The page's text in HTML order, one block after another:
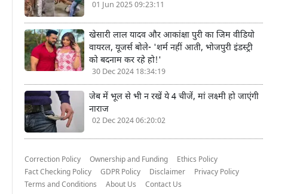
01 Jun 2025 09:23:11
खेसारी लाल यादव और आकांक्षा पुरी का जिम वीडियो
वायरल, यूजर्स बोले- 'शर्म नहीं आती, भोजपुरी इंडस्ट्री
को बदनाम कर रहे हो!'
30 Dec 2024 18:34:19
जेब में भूल से भी न रखें ये 4 चीजें, मां लक्ष्मी हो जाएंगी
नाराज
02 Dec 2024 06:20:02
Correction Policy Ownership and Funding
Ethics Policy
Fact Checking Policy
GDPR Policy Disclaimer
Privacy Policy
Terms and Conditions
About Us Contact Us